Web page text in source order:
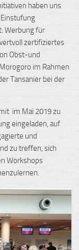
haben uns
Werbung für
zertifiziertes
Obst-und
im Rahmen
Tansanier bei der
im Mai 2019 zu
eingeladen, auf
und
zu treffen, sich
Workshops